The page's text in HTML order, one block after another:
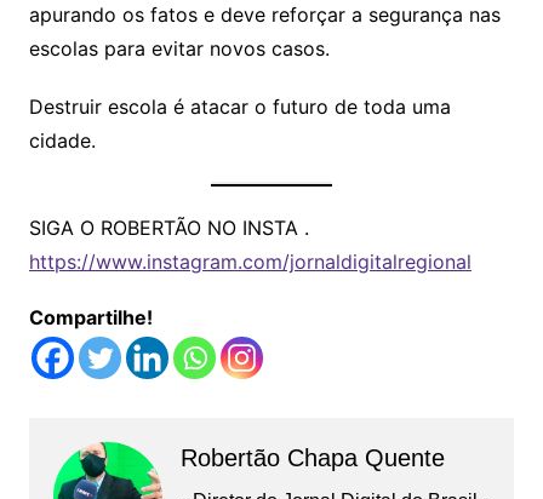
apurando os fatos e deve reforçar a segurança nas
escolas para evitar novos casos.
Destruir escola é atacar o futuro de toda uma
cidade.
SIGA O ROBERTÃO NO INSTA .
https://www.instagram.com/jornaldigitalregional
Compartilhe!
Robertão Chapa Quente